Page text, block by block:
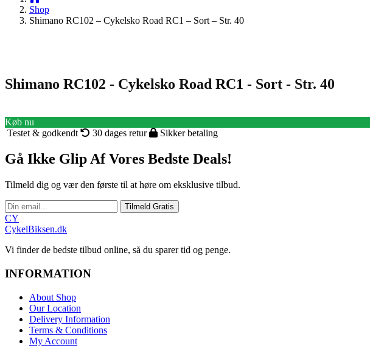
Shop
Shimano RC102 – Cykelsko Road RC1 – Sort – Str. 40
Shimano RC102 - Cykelsko Road RC1 - Sort - Str. 40
Køb nu
Testet & godkendt
30 dages retur Sikker betaling
Gå Ikke Glip Af Vores Bedste Deals!
Tilmeld dig og vær den første til at høre om eksklusive tilbud.
Tilmeld Gratis
CY
CykelBiksen.dk
Vi finder de bedste tilbud online, så du sparer tid og penge.
INFORMATION
About Shop
Our Location
Delivery Information
Terms & Conditions
My Account